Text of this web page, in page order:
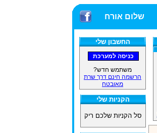
שלום אורח
החשבון שלי
משתמש חדש?
הרשמה חינם דרך שרת
מאובטח
הקניות שלי
סל הקניות שלכם ריק